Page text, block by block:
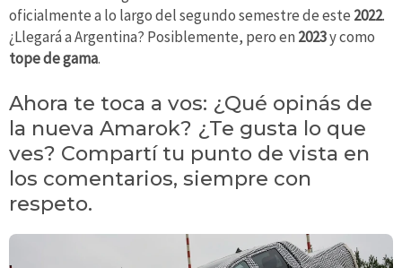
oficialmente a lo largo del segundo semestre de este 2022.
¿Llegará a Argentina? Posiblemente, pero en 2023y como
tope de gama.
Ahora te toca a vos: ¿Qué opinás de
la nueva Amarok? ¿Te gusta lo que
ves? Compartí tu punto de vista en
los comentarios, siempre con
respeto.